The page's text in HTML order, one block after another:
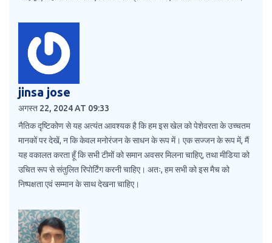
jinsa jose
अगस्त 22, 2024 AT 09:33
नैतिक दृष्टिकोण से यह अत्यंत आवश्यक है कि हम इस खेल को पेशेवरता के उच्चतम
मानकों पर देखें, न कि केवल मनोरंजन के साधन के रूप में। एक सज्जन के रूप में, मैं
यह वकालत करता हूँ कि सभी टीमों को समान अवसर मिलना चाहिए, तथा मीडिया को
उचित रूप से संतुलित रिपोर्टिंग करनी चाहिए। अतः, हम सभी को इस मैच को
निष्पक्षता एवं सम्मान के साथ देखना चाहिए।